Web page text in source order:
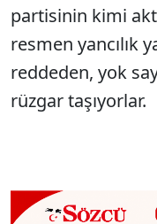
partisinin kimi
resmen yancılık
reddeden, yok
rüzgar taşıyorlar.